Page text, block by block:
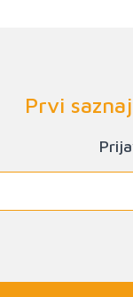
Prvi